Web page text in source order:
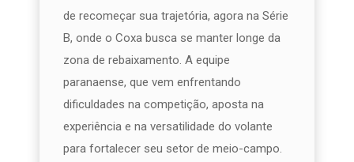
de recomeçar sua trajetória, agora na Série
B, onde o Coxa busca se manter longe da
zona de rebaixamento. A equipe
paranaense, que vem enfrentando
dificuldades na competição, aposta na
experiência e na versatilidade do volante
para fortalecer seu setor de meio-campo.